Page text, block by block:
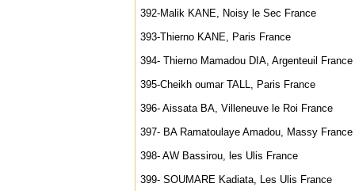
392-Malik KANE, Noisy le Sec France
393-Thierno KANE, Paris France
394- Thierno Mamadou DIA, Argenteuil France
395-Cheikh oumar TALL, Paris France
396- Aissata BA, Villeneuve le Roi France
397- BA Ramatoulaye Amadou, Massy France
398- AW Bassirou, les Ulis France
399- SOUMARE Kadiata, Les Ulis France